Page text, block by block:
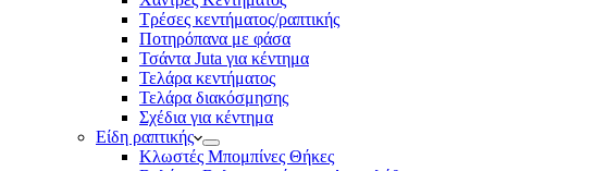
Τρέσες κεντήματος/ραπτικής
Ποτηρόπανα με φάσα
Τσάντα Juta για κέντημα
Τελάρα κεντήματος
Τελάρα διακόσμησης
Σχέδια για κέντημα
Είδη ραπτικής
Κλωστές Μπομπίνες Θήκες